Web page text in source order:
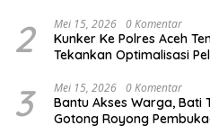
2 Mei 15, 2026 0 Komentar
Kunker Ke Polres Aceh
Tekankan Optimalisasi
3 Mei 15, 2026 0 Komentar
Bantu Akses Warga, Bati
Gotong Royong